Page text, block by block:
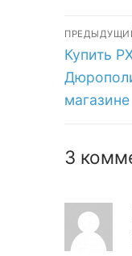
Decor по
цене в
магазине
по
запись:
Купить
магазине
3